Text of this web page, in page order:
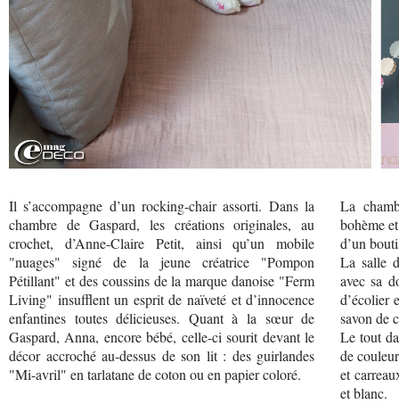
Il s’accompagne d’un rocking-chair assorti. Dans la
chambre de Gaspard, les créations originales, au
crochet, d’Anne-Claire Petit, ainsi qu’un mobile
"nuages" signé de la jeune créatrice "Pompon
Pétillant" et des coussins de la marque danoise "Ferm
Living" insufflent un esprit de naïveté et d’innocence
enfantines toutes délicieuses. Quant à la sœur de
Gaspard, Anna, encore bébé, celle-ci sourit devant le
décor accroché au-dessus de son lit : des guirlandes
"Mi-avril" en tarlatane de coton ou en papier coloré.
La
bohème
d’un
La salle
avec sa
d’écolier
savon de
Le tout
de
et
et blanc.